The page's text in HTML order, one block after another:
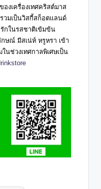
องเครื่องเทศคริสต์มาส
วมเป็นวิสกี้สก็อตแลนด์
กในรสชาติเข้มข้น
ษณ์ มีสเน่ห์ หรูหรา เข้า
นช่วงเทศกาลพิเศษเป็น